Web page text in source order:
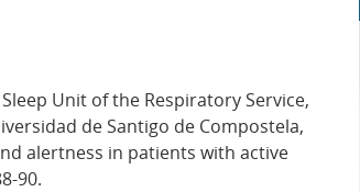
Unit of the Respiratory Service,
de Santigo de Compostela,
alertness in patients with active
90.